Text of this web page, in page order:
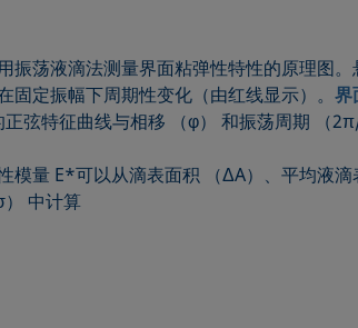
振荡液滴法测量界面粘弹性特性的原理图
固定振幅下周期性变化（由红线显示）。 界
弦特征曲线与相移 （φ） 和振荡周期 （
模量 E*可以从滴表面积 （ΔA）、平均液滴
中计算